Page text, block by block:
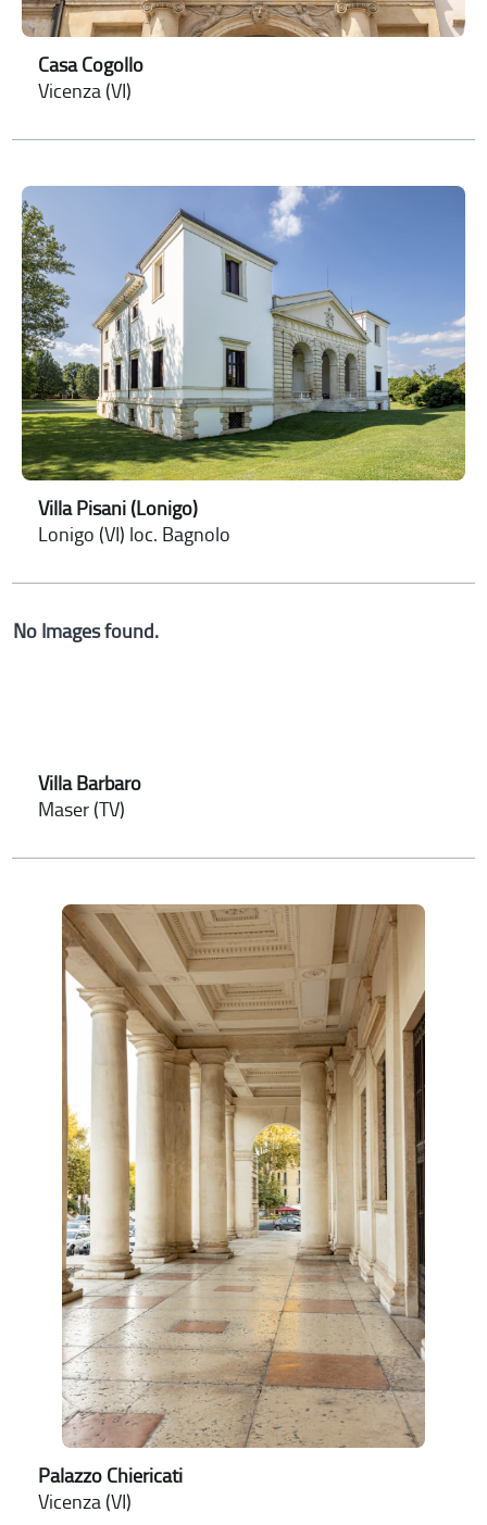
Casa Cogollo
Vicenza (VI)
Villa Pisani (Lonigo)
Lonigo (VI) loc. Bagnolo
No Images found.
Villa Barbaro
Maser (TV)
Palazzo Chiericati
Vicenza (VI)